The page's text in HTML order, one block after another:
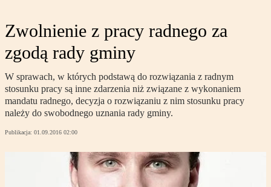
Zwolnienie z pracy radnego za
zgodą rady gminy
W sprawach, w których podstawą do rozwiązania z radnym
stosunku pracy są inne zdarzenia niż związane z wykonaniem
mandatu radnego, decyzja o rozwiązaniu z nim stosunku pracy
należy do swobodnego uznania rady gminy.
Publikacja: 01.09.2016 02:00